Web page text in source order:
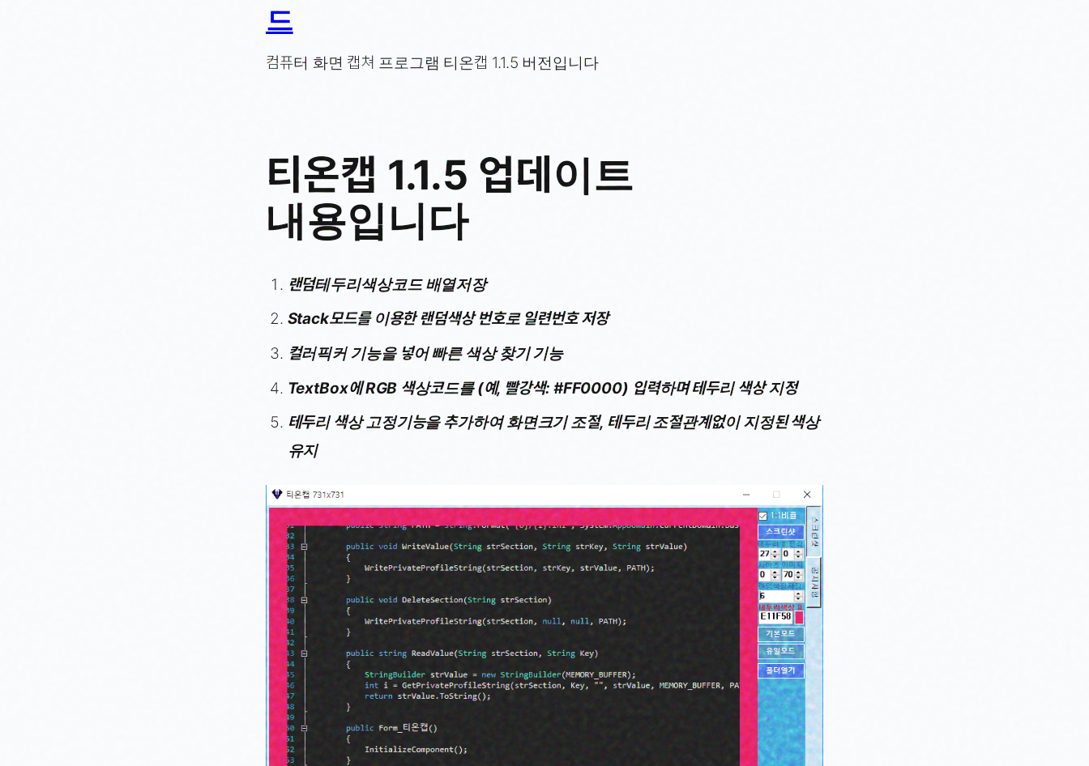
드
컴퓨터 화면 캡쳐 프로그램 티온캡 1.1.5 버전입니다
티온캡 1.1.5 업데이트
내용입니다
랜덤테두리색상코드 배열저장
Stack모드를 이용한 랜덤색상 번호로 일련번호 저장
컬러픽커 기능을 넣어 빠른 색상 찾기 기능
TextBox에 RGB 색상코드를 (예, 빨강색: #FF0000) 입력하며 테두리 색상 지정
테두리 색상 고정기능을 추가하여 화면크기 조절, 테두리 조절관계없이 지정된 색상
유지